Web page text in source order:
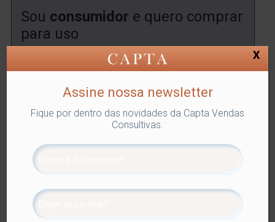
Sou consumidor e quero comprar
para uso
onde você poderá comprar este
ENCONTRAR
LYOR-1536 Categorias:Lyor,PRATO SOBREMESA,
Utilidades Domésticas
SOBREMESA
Assine nossa newsletter
Fique por dentro das novidades da Capta Vendas
Consultivas.
X